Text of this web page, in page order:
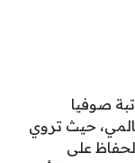
صوفيا
حيث تروي
على